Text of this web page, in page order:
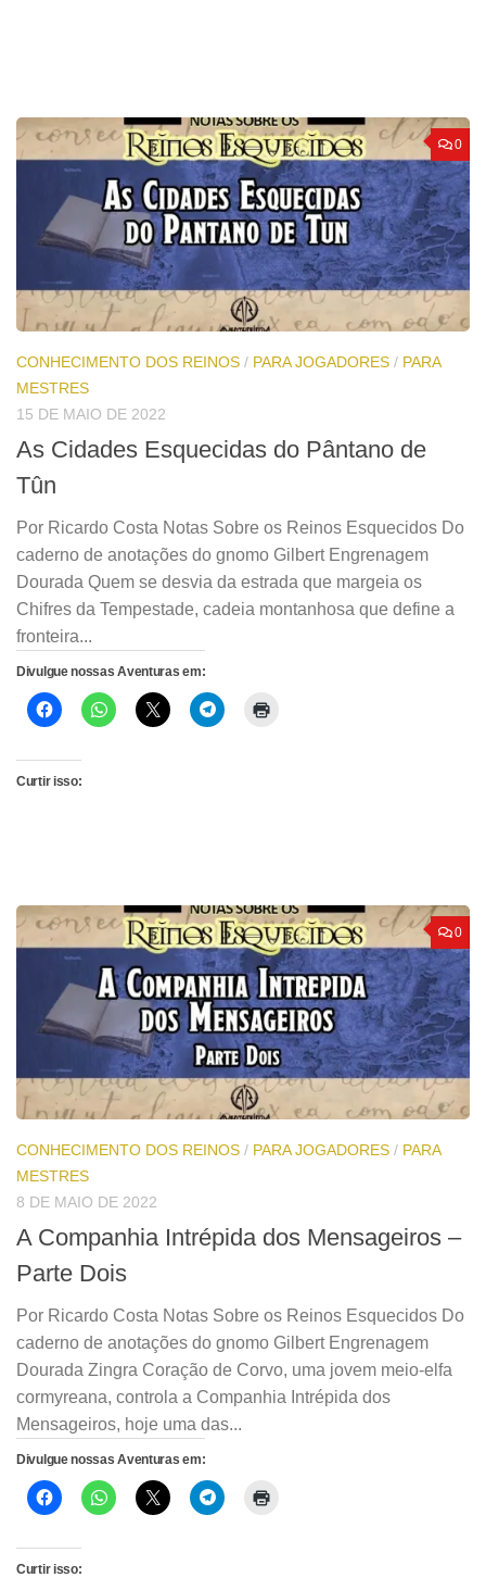
0
CONHECIMENTO DOS REINOS / PARA JOGADORES / PARA
MESTRES
15 DE MAIO DE 2022
As Cidades Esquecidas do Pântano de
Tûn
Por Ricardo Costa Notas Sobre os Reinos Esquecidos Do
caderno de anotações do gnomo Gilbert Engrenagem
Dourada Quem se desvia da estrada que margeia os
Chifres da Tempestade, cadeia montanhosa que define a
fronteira...
Divulgue nossas Aventuras em:
Curtir isso:
0
CONHECIMENTO DOS REINOS / PARA JOGADORES / PARA
MESTRES
8 DE MAIO DE 2022
A Companhia Intrépida dos Mensageiros –
Parte Dois
Por Ricardo Costa Notas Sobre os Reinos Esquecidos Do
caderno de anotações do gnomo Gilbert Engrenagem
Dourada Zingra Coração de Corvo, uma jovem meio-elfa
cormyreana, controla a Companhia Intrépida dos
Mensageiros, hoje uma das...
Divulgue nossas Aventuras em:
Curtir isso: